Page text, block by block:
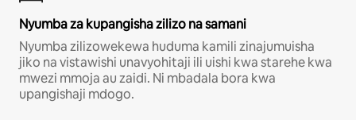
Nyumba za kupangisha zilizo na samani
Nyumba zilizowekewa huduma kamili zinajumuisha
jiko na vistawishi unavyohitaji ili uishi kwa starehe kwa
mwezi mmoja au zaidi. Ni mbadala bora kwa
upangishaji mdogo.